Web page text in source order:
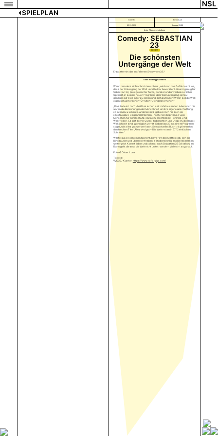
NSL
SPIELPLAN
Comedy Theatersaal
09.11.2025 Sonntag 20:00
keine Altersbeschränkung
Comedy: SEBASTIAN
23
TICKETS
Die schönsten
Untergänge der Welt
Ersatztermin der entfallenen Show vom 3.5.!
Faible Booking präsentiert:
Wenn man derzeit Nachrichten schaut, wird man das Gefühl nicht los,
dass der Untergang der Welt unmittelbar bevorsteht. Grund genug für
Sebastian 23, preisgekrönter Autor, Komiker und unverbesserlicher
Optimist, in seinem neuen Programm dem Weltuntergang einmal
genauer auf die Finger zu sehen und sich zu fragen: Worin soll die Welt
eigentlich untergehen? Öl? Milch? Gendersternchen?
„Das Ende ist nah“ – heißt es schon seit Jahrtausenden. Aber noch nie
waren die Bemühungen der Menschheit um ihre eigene Abschaffung
so intensiv wie heute. Andererseits gab es noch nie so viele
spektakuläre Gegenmaßnahmen – noch nie kämpften so viele
Menschen für Klimaschutz, soziale Gerechtigkeit, Pommes und
Weltfrieden. Es gibt so viel Gutes zu berichten und Utopien, die längst
Wirklichkeit sind. Womöglich verrät Sebastian 23 in seinem Programm
sogar, wie alles gut werden kann. Sein aktuelles Buch trägt immerhin
den frechen Titel „Alles wird gut – Die Welt retten in 5712 einfachen
Schritten“.
Wartet also noch einen Moment, bevor ihr den Staffelstab, den die
Dinosaurier uns überreicht haben, allzu bereitwillig an die Kakerlaken
weitergebt. Kommt lieber und schaut euch Sebastian 23 Soloshow an!
Dann geht diesmal die Welt nicht unter, sondern vielleicht sogar auf.
Foto © Oliver Look
Tickets:
VVK 22,- € unter:https://www.tixforgigs.com/